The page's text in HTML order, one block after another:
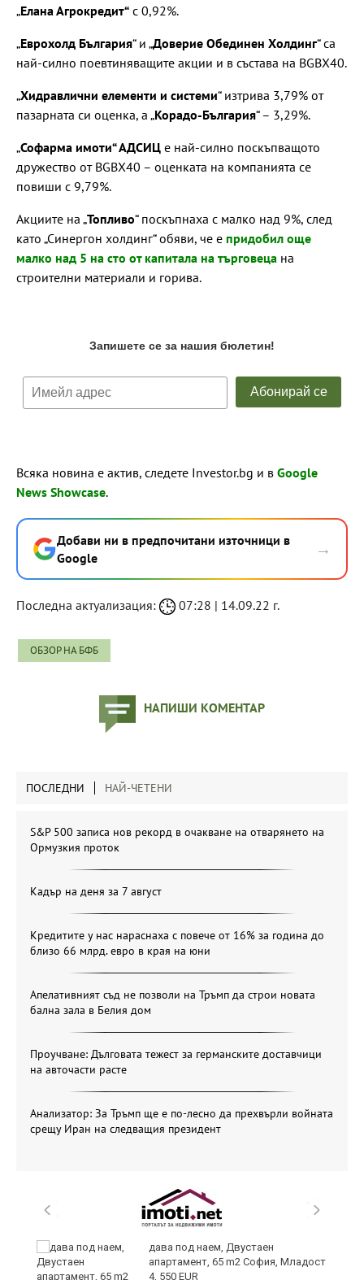
„Елана Агрокредит“ с 0,92%.
„Еврохолд България“ и „Доверие Обединен Холдинг“ са
най-силно поевтиняващите акции и в състава на BGBX40.
„Хидравлични елементи и системи“ изтрива 3,79% от
пазарната си оценка, а „Корадо-България“ – 3,29%.
„Софарма имоти“ АДСИЦ е най-силно поскъпващото
дружество от BGBX40 – оценката на компанията се
повиши с 9,79%.
Акциите на „Топливо“ поскъпнаха с малко над 9%, след
като „Синергон холдинг“ обяви, че е придобил още
малко над 5 на сто от капитала на търговеца на
строителни материали и горива.
Всяка новина е актив, следете Investor.bg и в Google
News Showcase.
Добави ни в предпочитани източници в
Google
→
Последна актуализация: 07:28 | 14.09.22 г.
ОБЗОР НА БФБ
НАПИШИ КОМЕНТАР
ПОСЛЕДНИ НАЙ-ЧЕТЕНИ
S&P 500 записа нов рекорд в очакване на отварянето на
Ормузкия проток
Кадър на деня за 7 август
Кредитите у нас нараснаха с повече от 16% за година до
близо 66 млрд. евро в края на юни
Апелативният съд не позволи на Тръмп да строи новата
бална зала в Белия дом
Проучване: Дълговата тежест за германските доставчици
на авточасти расте
Анализатор: За Тръмп ще е по-лесно да прехвърли войната
срещу Иран на следващия президент
дава под наем, Двустаен
апартамент, 65 m2 София, Младост
4, 550 EUR